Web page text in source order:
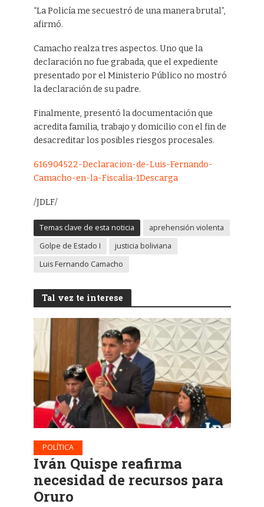
“La Policía me secuestró de una manera brutal”,
afirmó.
Camacho realza tres aspectos. Uno que la
declaración no fue grabada, que el expediente
presentado por el Ministerio Público no mostró
la declaración de su padre.
Finalmente, presentó la documentación que
acredita familia, trabajo y domicilio con el fin de
desacreditar los posibles riesgos procesales.
616904522-Declaracion-de-Luis-Fernando-
Camacho-en-la-Fiscalia-1Descarga
/JDLF/
Temas clave de esta noticia
aprehensión violenta
Golpe de Estado I
justicia boliviana
Luis Fernando Camacho
Tal vez te interese
POLÍTICA
Iván Quispe reafirma
necesidad de recursos para
Oruro